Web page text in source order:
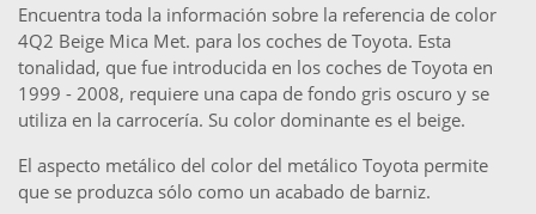
Encuentra toda la información sobre la referencia de color
4Q2 Beige Mica Met. para los coches de Toyota. Esta
tonalidad, que fue introducida en los coches de Toyota en
1999 - 2008, requiere una capa de fondo gris oscuro y se
utiliza en la carrocería. Su color dominante es el beige.
El aspecto metálico del color del metálico Toyota permite
que se produzca sólo como un acabado de barniz.